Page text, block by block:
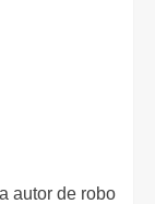
autor de robo